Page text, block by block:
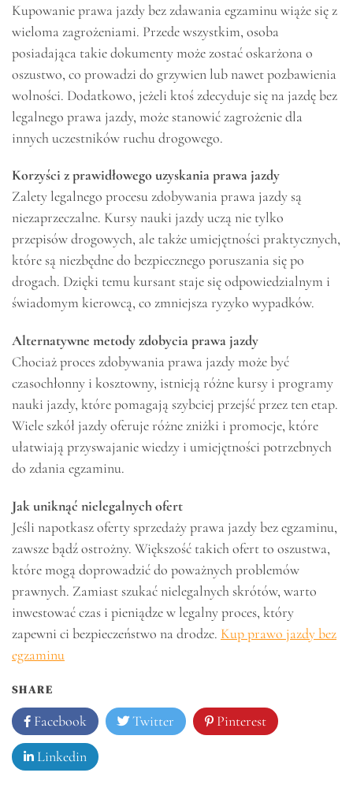
Kupowanie prawa jazdy bez zdawania egzaminu wiąże się z
wieloma zagrożeniami. Przede wszystkim, osoba
posiadająca takie dokumenty może zostać oskarżona o
oszustwo, co prowadzi do grzywien lub nawet pozbawienia
wolności. Dodatkowo, jeżeli ktoś zdecyduje się na jazdę bez
legalnego prawa jazdy, może stanowić zagrożenie dla
innych uczestników ruchu drogowego.
Korzyści z prawidłowego uzyskania prawa jazdy
Zalety legalnego procesu zdobywania prawa jazdy są
niezaprzeczalne. Kursy nauki jazdy uczą nie tylko
przepisów drogowych, ale także umiejętności praktycznych,
które są niezbędne do bezpiecznego poruszania się po
drogach. Dzięki temu kursant staje się odpowiedzialnym i
świadomym kierowcą, co zmniejsza ryzyko wypadków.
Alternatywne metody zdobycia prawa jazdy
Chociaż proces zdobywania prawa jazdy może być
czasochłonny i kosztowny, istnieją różne kursy i programy
nauki jazdy, które pomagają szybciej przejść przez ten etap.
Wiele szkół jazdy oferuje różne zniżki i promocje, które
ułatwiają przyswajanie wiedzy i umiejętności potrzebnych
do zdania egzaminu.
Jak uniknąć nielegalnych ofert
Jeśli napotkasz oferty sprzedaży prawa jazdy bez egzaminu,
zawsze bądź ostrożny. Większość takich ofert to oszustwa,
które mogą doprowadzić do poważnych problemów
prawnych. Zamiast szukać nielegalnych skrótów, warto
inwestować czas i pieniądze w legalny proces, który
zapewni ci bezpieczeństwo na drodze. Kup prawo jazdy bez
egzaminu
SHARE
Facebook Twitter Pinterest
Linkedin